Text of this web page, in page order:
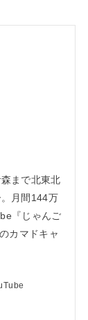
まで北東北
月間144万
『じゃんご
カマドキャ